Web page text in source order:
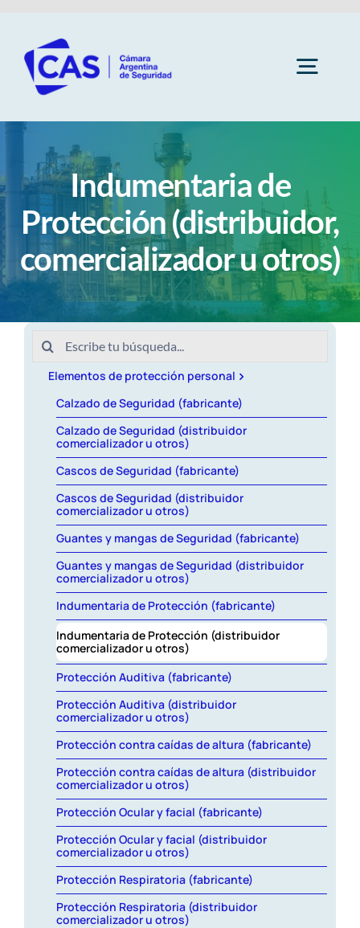
contenido
Cámara
Socios
Subcomisiones
Capacitaciones
Revista AHORA
ACCESO EXCLUSIVO A SOCIOS
Indumentaria de
Protección (distribuidor,
comercializador u otros)
Buscar:
Elementos de protección personal
Calzado de Seguridad (fabricante)
Calzado de Seguridad (distribuidor
comercializador u otros)
Cascos de Seguridad (fabricante)
Cascos de Seguridad (distribuidor
comercializador u otros)
Guantes y mangas de Seguridad (fabricante)
Guantes y mangas de Seguridad (distribuidor
comercializador u otros)
Indumentaria de Protección (fabricante)
Indumentaria de Protección (distribuidor
comercializador u otros)
Protección Auditiva (fabricante)
Protección Auditiva (distribuidor
comercializador u otros)
Protección contra caídas de altura (fabricante)
Protección contra caídas de altura (distribuidor
comercializador u otros)
Protección Ocular y facial (fabricante)
Protección Ocular y facial (distribuidor
comercializador u otros)
Protección Respiratoria (fabricante)
Protección Respiratoria (distribuidor
comercializador u otros)